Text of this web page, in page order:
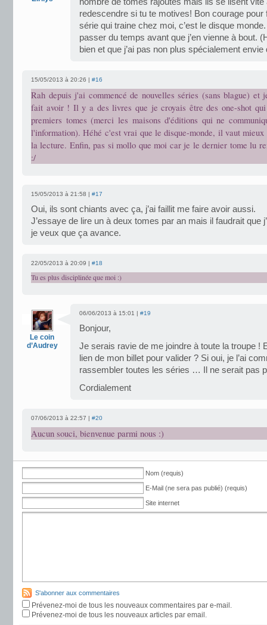
redescendre si tu te motives! Bon courage
série qui traine chez moi, c’est le disque monde.
passer du temps avant que j’en vienne à bout.
bien et que j’ai pas non plus spécialement
15/05/2013 à 20:26 | #16
Rah depuis j'ai commencé de nouvelles séries (sans blague) et
fait avoir ! Il y a des livres que je croyais être des one-shot
premiers tomes (merci les maisons d'éditions qui ne
l'information). Héhé c'est vrai que le disque-monde, il vaut
la lecture. Enfin, pas si mollo que moi car je le dernier tome lu
:/
15/05/2013 à 21:58 | #17
Oui, ils sont chiants avec ça, j’ai faillit me faire avoir aussi.
J’essaye de lire un à deux tomes par an mais il faudrait que
je veux que ça avance.
22/05/2013 à 20:09 | #18
Tu es plus disciplinée que moi :)
Le coin
d’Audrey
06/06/2013 à 15:01 | #19
Bonjour,
Je serais ravie de me joindre à toute la troupe !
lien de mon billet pour valider ? Si oui, je l’ai
rassembler toutes les séries … Il ne serait pas
Cordialement
07/06/2013 à 22:57 | #20
Aucun souci, bienvenue parmi nous :)
Nom (requis)
E-Mail (ne sera pas publié) (requis)
Site internet
S'abonner aux commentaires
Prévenez-moi de tous les nouveaux commentaires par e-mail.
Prévenez-moi de tous les nouveaux articles par email.